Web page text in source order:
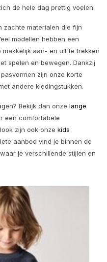
de hele dag prettig voelen.
zachte materialen die fijn
modellen hebben een
aan- en uit te trekken
spelen en bewegen. Dankzij
zijn onze korte
andere kledingstukken.
Bekijk dan onze lange
een comfortabele
zijn ook onze kids
aanbod vind je binnen de
je verschillende stijlen en